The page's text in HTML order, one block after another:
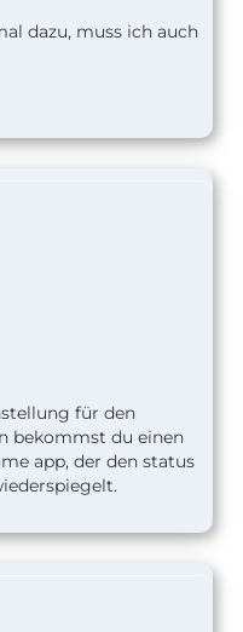
dazu, muss ich auch
für den
bekommst du einen
app, der den status